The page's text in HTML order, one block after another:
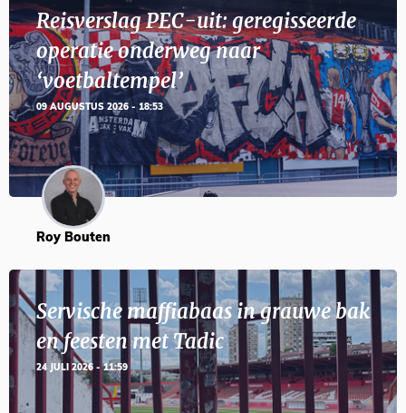
Reisverslag PEC-uit: geregisseerde
operatie onderweg naar
‘voetbaltempel’
09 AUGUSTUS 2026 - 18:53
Roy Bouten
Servische maffiabaas in grauwe bak
en feesten met Tadic
24 JULI 2026 - 11:59